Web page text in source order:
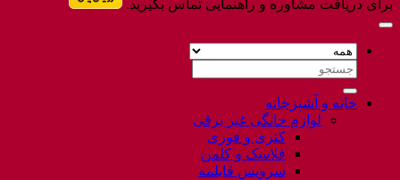
برای دریافت مشاوره و راهنمایی تماس بگیرید.
جستجو
خانه و آشپزخانه
لوازم خانگی غیر برقی
کتری و قوری
فلاسک و کلمن
سرویس قابلمه